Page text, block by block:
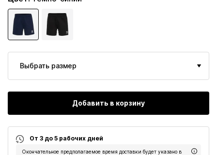
Выбрать размер
Добавить в корзину
От 3 до 5 рабочих дней
Окончательное предполагаемое время доставки будет указано в